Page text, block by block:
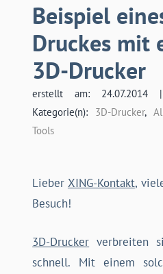
Beispiel
Druckes mit
3D-Drucker
erstellt am: 24.07.2014
Kategorie(n): 3D-Drucker,
Tools
Lieber XING-Kontakt,
Besuch!
3D-Drucker verbreiten
schnell. Mit einem